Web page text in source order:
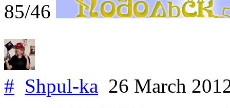
85/46
# Shpul-ka 26 March